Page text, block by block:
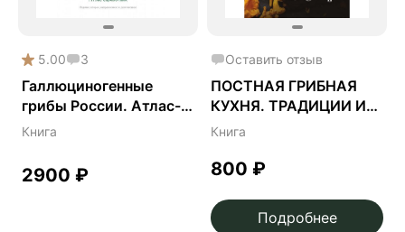
5.00 3
Галлюциногенные
грибы России. Атлас-
справочник
Книга
2900 ₽
Оставить отзыв
ПОСТНАЯ ГРИБНАЯ
КУХНЯ. ТРАДИЦИИ И
РЕЦЕПТЫ
Книга
800 ₽
Подробнее